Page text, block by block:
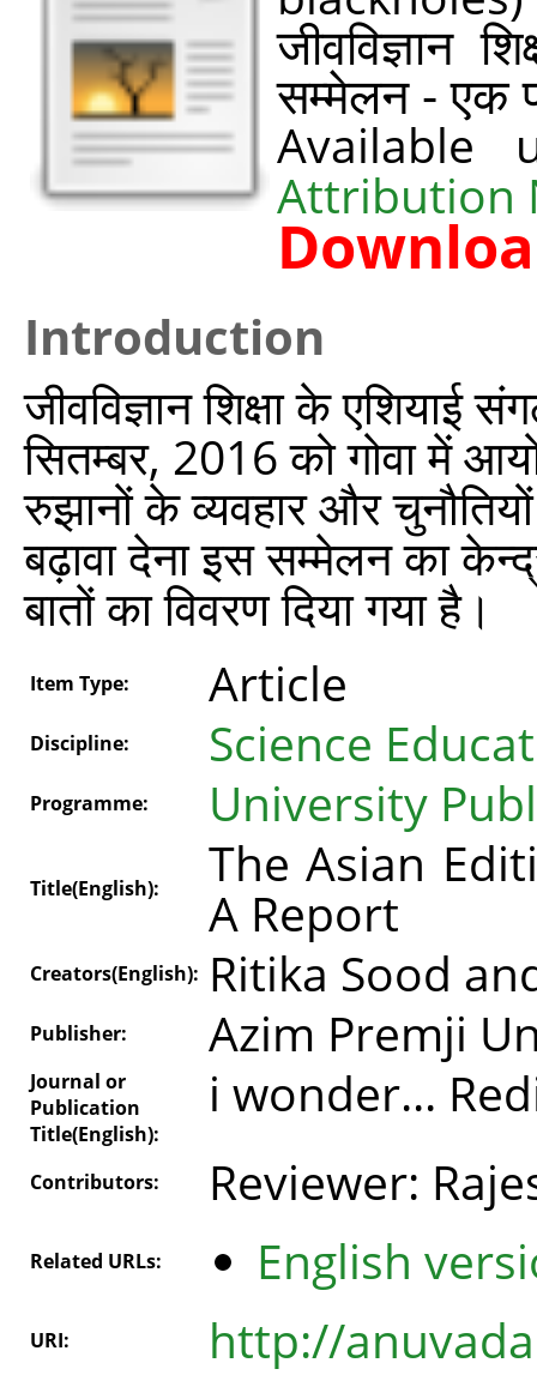
जीवविज्ञान
सम्मेलन - एक
Available
Attribution
Introduction
जीवविज्ञान शिक्षा के एशियाई
सितम्बर, 2016 को गोवा में
रुझानों के व्यवहार और
बढ़ावा देना इस सम्मेलन का
बातों का विवरण दिया गया है।
Item Type: Article
Discipline: Science
Programme: University
Title(English): The Asian
A Report
Creators(English): Ritika Sood
Publisher: Azim Premji
Journal or
Publication
Title(English):
i wonder...
Contributors: Reviewer:
Related URLs: English
URI:
http://